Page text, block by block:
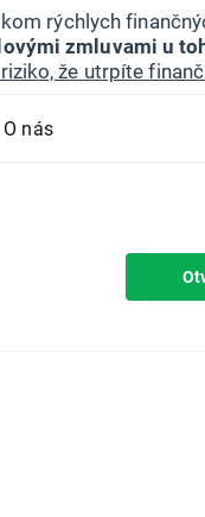
rýchlych
zmluvami u
že utrpíte
O nás